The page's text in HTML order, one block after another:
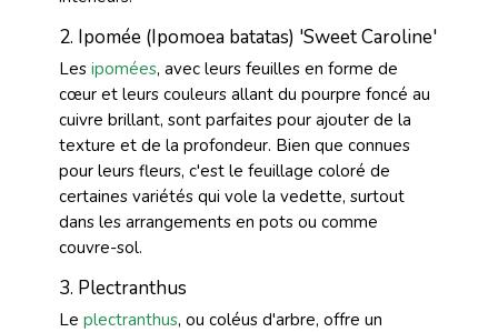
2. Ipomée (Ipomoea batatas) 'Sweet Caroline'
Les ipomées, avec leurs feuilles en forme de
cœur et leurs couleurs allant du pourpre foncé au
cuivre brillant, sont parfaites pour ajouter de la
texture et de la profondeur. Bien que connues
pour leurs fleurs, c'est le feuillage coloré de
certaines variétés qui vole la vedette, surtout
dans les arrangements en pots ou comme
couvre-sol.
3. Plectranthus
Le plectranthus, ou coléus d'arbre, offre un